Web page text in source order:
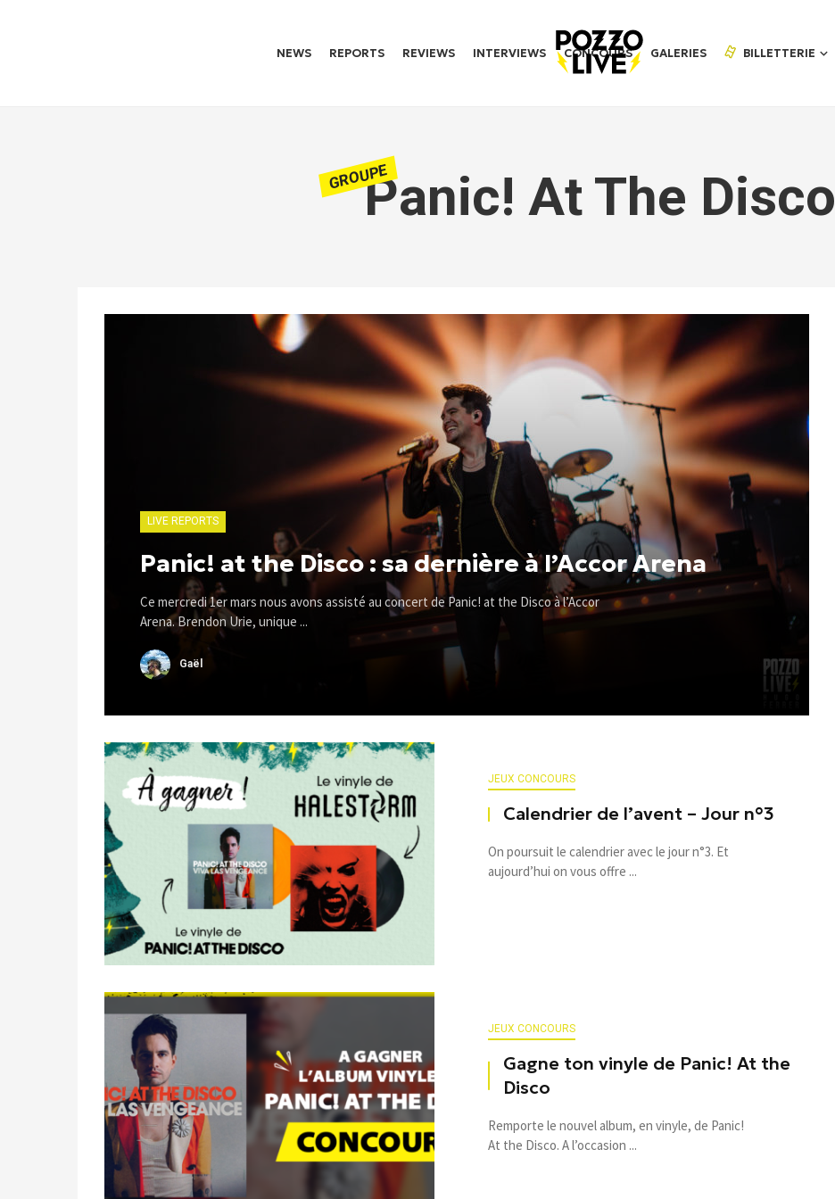
NEWS REPORTS REVIEWS INTERVIEWS CONCOURS GALERIES BILLETTERIE
GROUPEPanic! At The Disco
LIVE REPORTS
Panic! at the Disco : sa dernière à l’Accor Arena
Ce mercredi 1er mars nous avons assisté au concert de Panic! at the Disco à l’Accor
Arena. Brendon Urie, unique ...
Gaël
JEUX CONCOURS
Calendrier de l’avent – Jour n°3
On poursuit le calendrier avec le jour n°3. Et
aujourd’hui on vous offre ...
JEUX CONCOURS
Gagne ton vinyle de Panic! At the
Disco
Remporte le nouvel album, en vinyle, de Panic!
At the Disco. A l’occasion ...